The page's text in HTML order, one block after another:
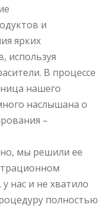
и
ярких
используя
В процессе
нашего
наслышана о
–
мы решили ее
нас и не хватило
полностью